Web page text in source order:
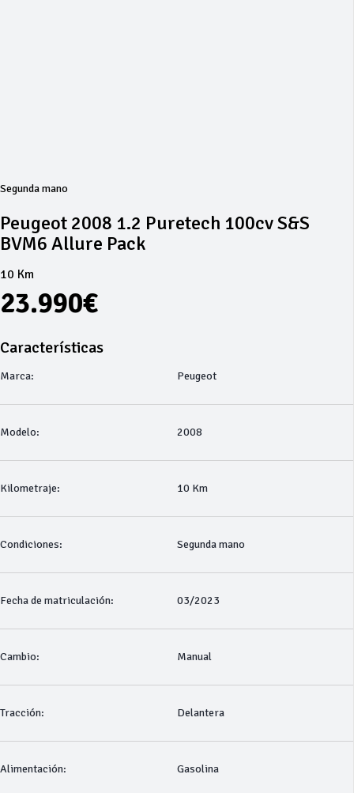
Segunda mano
Peugeot 2008 1.2 Puretech 100cv S&S
BVM6 Allure Pack
10 Km
23.990€
Características
Marca: Peugeot
Modelo: 2008
Kilometraje: 10 Km
Condiciones: Segunda mano
Fecha de matriculación: 03/2023
Cambio: Manual
Tracción: Delantera
Alimentación: Gasolina